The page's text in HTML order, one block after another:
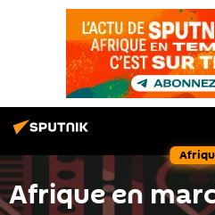
Afrique en